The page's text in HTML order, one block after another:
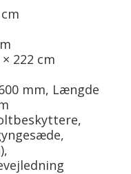
222 cm
mm, Længde